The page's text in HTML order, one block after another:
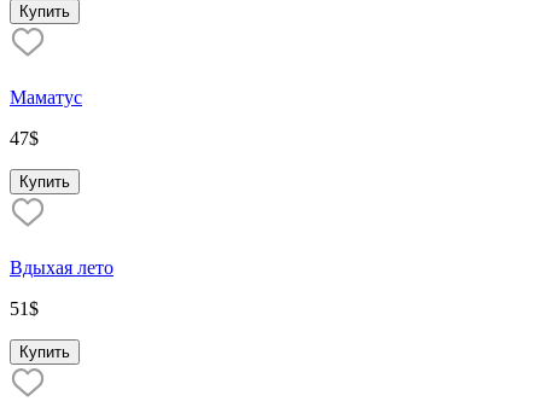
Купить
Маматус
47$
Купить
Вдыхая лето
51$
Купить